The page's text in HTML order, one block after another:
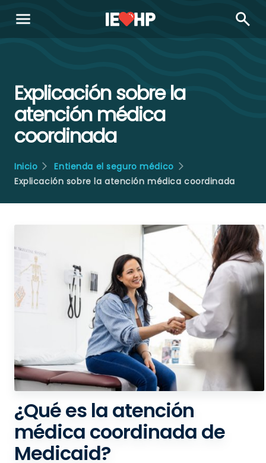
menu search
Explicación sobre la
atención médica
coordinada
Inicio
Entienda el seguro médico
Explicación sobre la atención médica coordinada
¿Qué es la atención
médica coordinada de
Medicaid?